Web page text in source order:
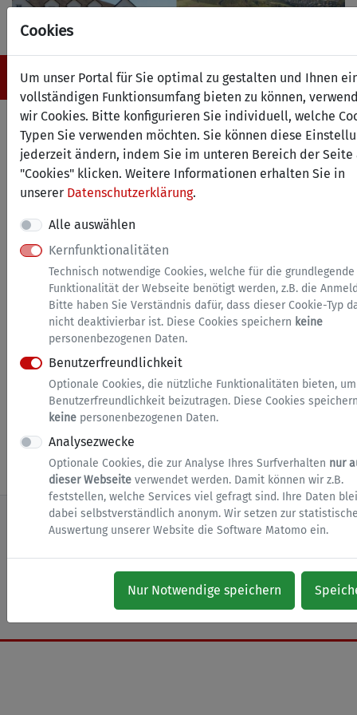
Cookies
Um unser Portal für Sie optimal zu gestalten und Ihnen
vollständigen Funktionsumfang bieten zu können,
wir Cookies. Bitte konfigurieren Sie individuell, welche
Typen Sie verwenden möchten. Sie können diese
jederzeit ändern, indem Sie im unteren Bereich der Seite
"Cookies" klicken. Weitere Informationen erhalten Sie in
unserer Datenschutzerklärung.
Alle auswählen
Kernfunktionalitäten
Technisch notwendige Cookies, welche für die grundlegende
Funktionalität der Webseite benötigt werden, z.B. die
Bitte haben Sie Verständnis dafür, dass dieser Cookie-Typ
nicht deaktivierbar ist. Diese Cookies speichern keine
personenbezogenen Daten.
Benutzerfreundlichkeit
Optionale Cookies, die nützliche Funktionalitäten bieten,
Benutzerfreundlichkeit beizutragen. Diese Cookies
keine personenbezogenen Daten.
Analysezwecke
Optionale Cookies, die zur Analyse Ihres Surfverhalten nur
dieser Webseite verwendet werden. Damit können wir z.B.
feststellen, welche Services viel gefragt sind. Ihre Daten
dabei selbstverständlich anonym. Wir setzen zur
Auswertung unserer Website die Software Matomo ein.
Nur Notwendige speichern
Navigation ein-/ausblenden
Menü
Antrag auf Erteilung einer
gemäß § 7 Absatz 4 und § 32
Absatz 2
Wohnungseigentumsgesetz
Hinweise zu diesem Service
Dieses Formular können Sie nicht online
einreichen. Sie können es online ausfüllen,
ausdrucken und unterschrieben in Papierform
einreichen.
Dienst starten
Barrierefreiheit